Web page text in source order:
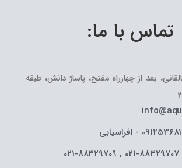
تماس با ما:
بعد از چهارراه مفتح، پاساژ دانش، طبقه